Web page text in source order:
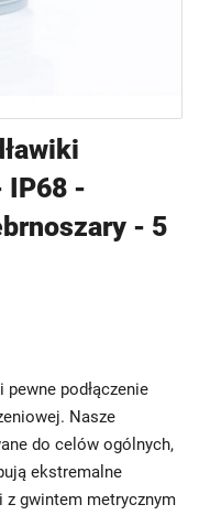
IP68 -
- 5
pewne podłączenie
Nasze
do celów ogólnych,
ekstremalne
z gwintem metrycznym